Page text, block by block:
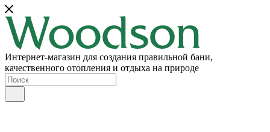
Интернет-магазин для создания правильной бани,
качественного отопления и отдыха на природе